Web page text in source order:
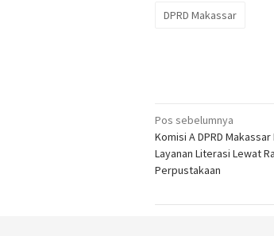
DPRD Makassar
Navigasi
pos
Pos sebelumnya
Komisi A DPRD
Layanan Literasi Lewat
Perpustakaan